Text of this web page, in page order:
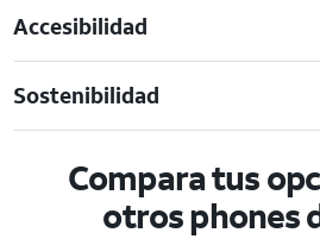
Accesibilidad
Sostenibilidad
Compara tus
otros phones